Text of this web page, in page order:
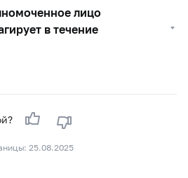
лицо
в течение
25.08.2025